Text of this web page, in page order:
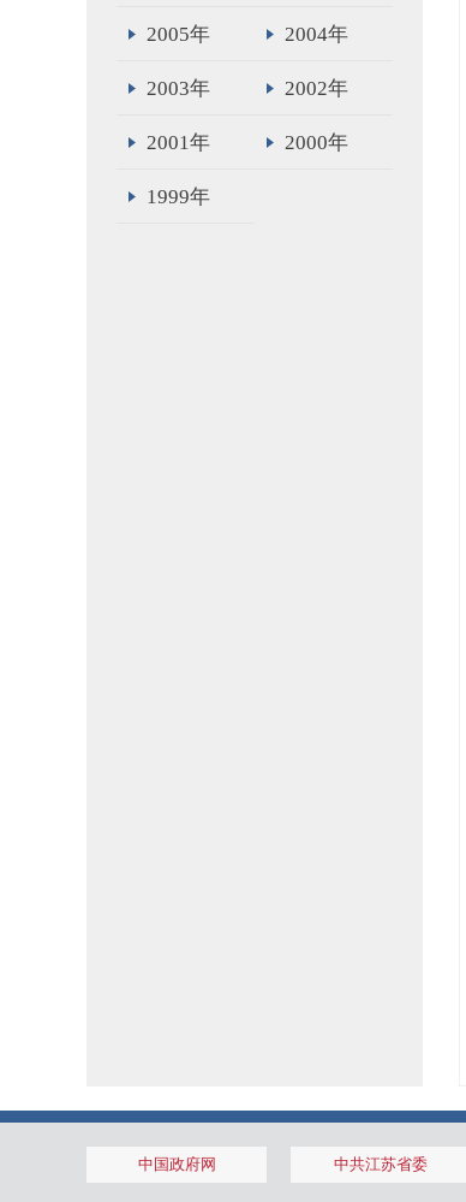
2005年 2004年
2003年 2002年
2001年 2000年
1999年
中国政府网 中共江苏省委